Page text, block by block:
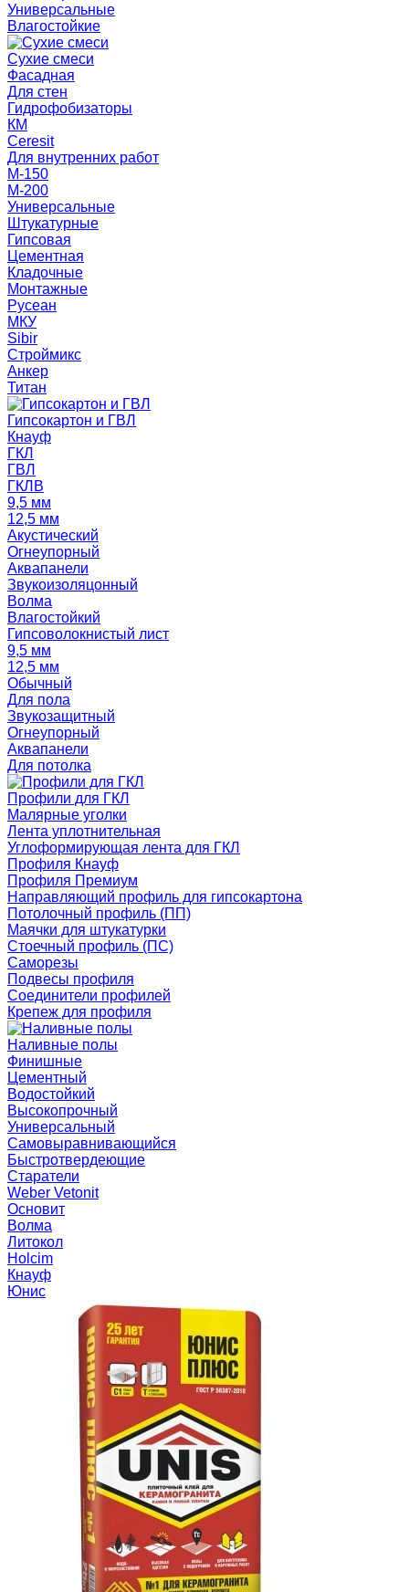
Универсальные
Влагостойкие
Сухие смеси
Фасадная
Для стен
Гидрофобизаторы
КМ
Ceresit
Для внутренних работ
М-150
М-200
Универсальные
Штукатурные
Гипсовая
Цементная
Кладочные
Монтажные
Русеан
МКУ
Sibir
Строймикс
Анкер
Титан
Гипсокартон и ГВЛ
Кнауф
ГКЛ
ГВЛ
ГКЛВ
9,5 мм
12,5 мм
Акустический
Огнеупорный
Аквапанели
Звукоизоляцонный
Волма
Влагостойкий
Гипсоволокнистый лист
9,5 мм
12,5 мм
Обычный
Для пола
Звукозащитный
Огнеупорный
Аквапанели
Для потолка
Профили для ГКЛ
Малярные уголки
Лента уплотнительная
Углоформирующая лента для ГКЛ
Профиля Кнауф
Профиля Премиум
Направляющий профиль для гипсокартона
Потолочный профиль (ПП)
Маячки для штукатурки
Стоечный профиль (ПС)
Саморезы
Подвесы профиля
Соединители профилей
Крепеж для профиля
Наливные полы
Финишные
Цементный
Водостойкий
Высокопрочный
Универсальный
Самовыравнивающийся
Быстротвердеющие
Старатели
Weber Vetonit
Основит
Волма
Литокол
Holcim
Кнауф
Юнис